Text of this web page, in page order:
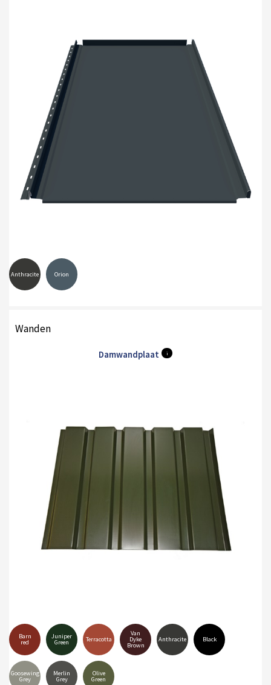
Anthracite Orion
Wanden
Damwandplaat i
Barn
red
Juniper
Green Terracotta
Van
Dyke
Brown
Anthracite Black
Goosewing
Grey
Merlin
Grey
Olive
Green